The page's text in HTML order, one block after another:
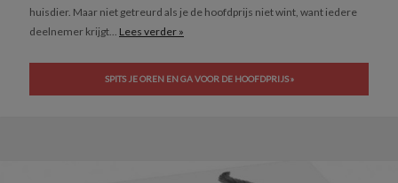
huisdier. Maar niet getreurd als je de hoofdprijs niet wint, want iedere
deelnemer krijgt... Lees verder »
SPITS JE OREN EN GA VOOR DE HOOFDPRIJS »